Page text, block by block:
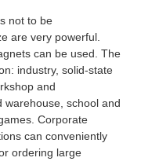
not to be
are very powerful.
can be used. The
industry, solid-state
and
warehouse, school and
Corporate
can conveniently
ordering large